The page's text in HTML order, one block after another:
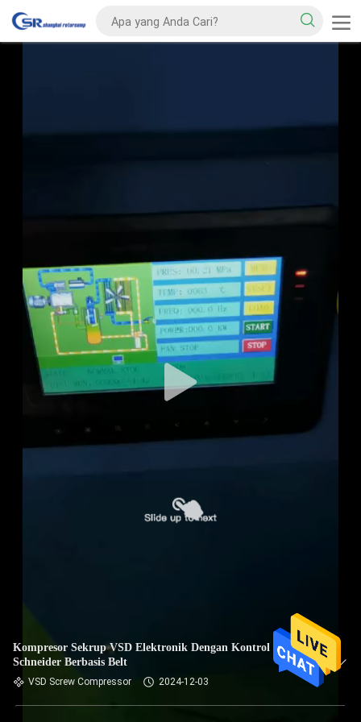
Kompresor Sekrup VSD Elektronik Dengan Kontrol PLC
Schneider Berbasis Belt
VSD Screw Compressor 2024-12-03